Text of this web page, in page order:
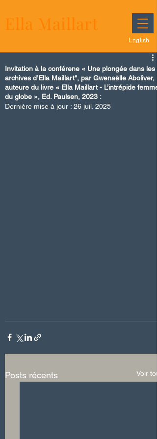
Ella Maillart
English
Invitation à la conférene « Une plongée dans les
archives d’Ella Maillart", par Gwenaëlle Aboliver,
auteure du livre « Ella Maillart - L’intrépide femme
du globe », Ed. Paulsen, 2023 :
Dernière mise à jour : 26 juil. 2025
Posts récents Voir